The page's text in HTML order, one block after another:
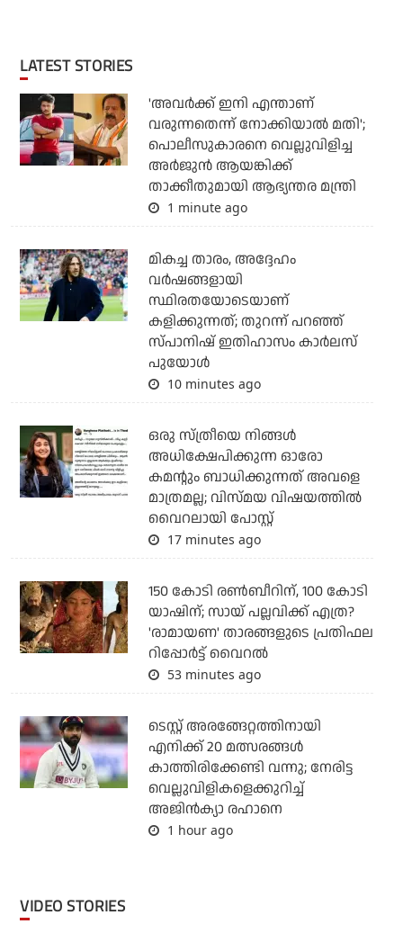
LATEST STORIES
'അവര്‍ക്ക് ഇനി എന്താണ്
വരുന്നതെന്ന് നോക്കിയാല്‍ മതി';
പൊലീസുകാരനെ വെല്ലുവിളിച്ച
അര്‍ജുന്‍ ആയങ്കിക്ക്
താക്കീതുമായി ആഭ്യന്തര മന്ത്രി
1 minute ago
മികച്ച താരം, അദ്ദേഹം
വര്‍ഷങ്ങളായി
സ്ഥിരതയോടെയാണ്
കളിക്കുന്നത്; തുറന്ന് പറഞ്ഞ്
സ്പാനിഷ് ഇതിഹാസം കാര്‍ലസ്
പുയോള്‍
10 minutes ago
ഒരു സ്ത്രീയെ നിങ്ങള്‍
അധിക്ഷേപിക്കുന്ന ഓരോ
കമന്റും ബാധിക്കുന്നത് അവളെ
മാത്രമല്ല; വിസ്മയ വിഷയത്തില്‍
വൈറലായി പോസ്റ്റ്
17 minutes ago
150 കോടി രൺബീറിന്, 100 കോടി
യാഷിന്; സായ് പല്ലവിക്ക് എത്ര?
'രാമായണ' താരങ്ങളുടെ പ്രതിഫല
റിപ്പോർട്ട് വൈറൽ
53 minutes ago
ടെസ്റ്റ് അരങ്ങേറ്റത്തിനായി
എനിക്ക് 20 മത്സരങ്ങള്‍
കാത്തിരിക്കേണ്ടി വന്നു; നേരിട്ട
വെല്ലുവിളികളെക്കുറിച്ച്
അജിന്‍ക്യാ രഹാനെ
1 hour ago
VIDEO STORIES